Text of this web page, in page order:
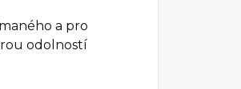
a pro
odolností